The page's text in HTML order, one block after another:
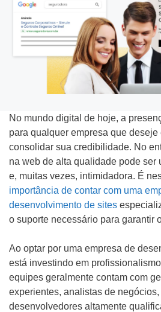
No mundo digital de hoje, a
para qualquer empresa que
consolidar sua credibilidade. No
na web de alta qualidade pode ser
e, muitas vezes, intimidadora. É
importância de contar com uma
desenvolvimento de sites
o suporte necessário para garantir
Ao optar por uma empresa de
está investindo em
equipes geralmente contam com
experientes, analistas de
desenvolvedores altamente
Tipo do Projeto
Criação de Site
Google ADS
Criação de Loja
SEO (Ranking no
Videos Animados
Marketing Digital